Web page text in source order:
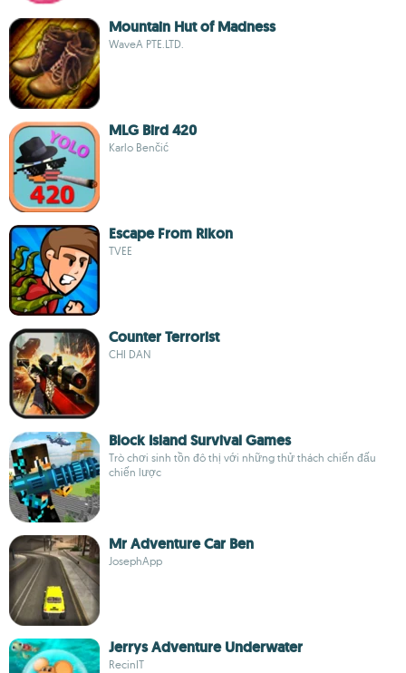
Mountain Hut of Madness
WaveA PTE.LTD.
MLG Bird 420
Karlo Benčić
Escape From Rikon
TVEE
Counter Terrorist
CHI DAN
Block Island Survival Games
Trò chơi sinh tồn đô thị với những thử thách chiến đấu
chiến lược
Mr Adventure Car Ben
JosephApp
Jerrys Adventure Underwater
RecinIT